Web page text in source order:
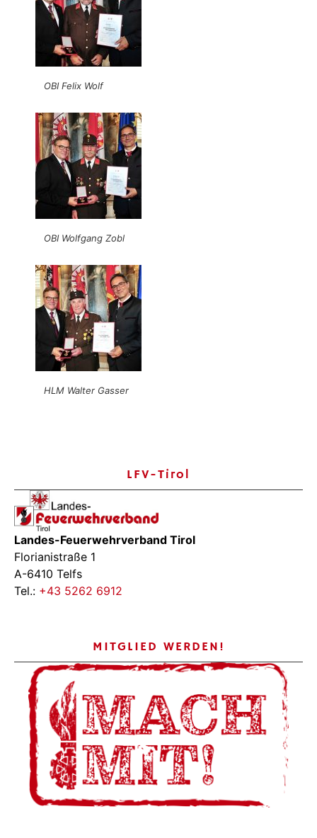
OBI Felix Wolf
OBI Wolfgang Zobl
HLM Walter Gasser
LFV-Tirol
Landes-Feuerwehrverband Tirol
Florianistraße 1
A-6410 Telfs
Tel.: +43 5262 6912
MITGLIED WERDEN!